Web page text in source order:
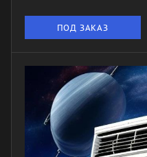
ПОД ЗАКАЗ